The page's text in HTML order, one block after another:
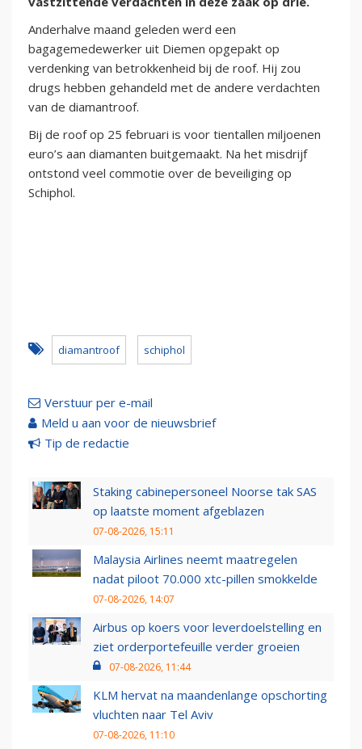
Anderhalve maand geleden werd een
bagagemedewerker uit Diemen opgepakt op
verdenking van betrokkenheid bij de roof. Hij zou
drugs hebben gehandeld met de andere verdachten
van de diamantroof.
Bij de roof op 25 februari is voor tientallen miljoenen
euro’s aan diamanten buitgemaakt. Na het misdrijf
ontstond veel commotie over de beveiliging op
Schiphol.
diamantroof schiphol
Verstuur per e-mail
Meld u aan voor de nieuwsbrief
Tip de redactie
Staking cabinepersoneel Noorse tak SAS
op laatste moment afgeblazen
07-08-2026, 15:11
Malaysia Airlines neemt maatregelen
nadat piloot 70.000 xtc-pillen smokkelde
07-08-2026, 14:07
Airbus op koers voor leverdoelstelling en
ziet orderportefeuille verder groeien
07-08-2026, 11:44
KLM hervat na maandenlange opschorting
vluchten naar Tel Aviv
07-08-2026, 11:10